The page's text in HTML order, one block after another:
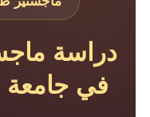
دراسة
في جامعة